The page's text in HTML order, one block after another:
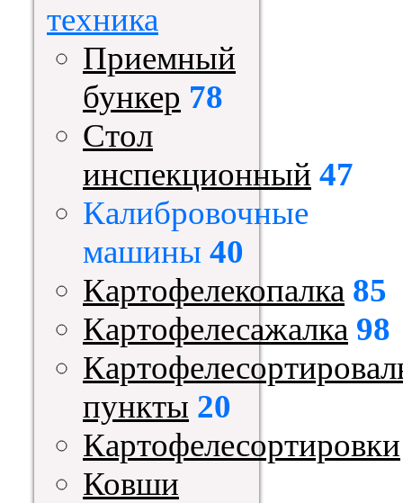
техника
Приемный
бункер 78
Стол
инспекционный 47
Калибровочные
машины 40
Картофелекопалка 85
Картофелесажалка 98
пункты 20
Картофелесортировки
Ковши